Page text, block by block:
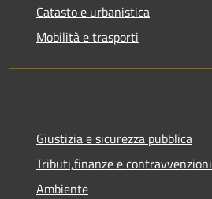
Catasto e urbanistica
Mobilità e trasporti
Giustizia e sicurezza pubblica
Tributi,finanze e contravvenzioni
Ambiente